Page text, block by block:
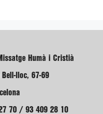
Humà i Cristià
Bell-lloc, 67-69
70 / 93 409 28 10